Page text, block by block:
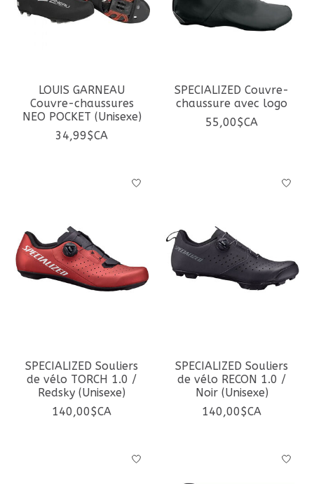
LOUIS GARNEAU
Couvre-chaussures
NEO POCKET (Unisexe)
34,99$CA
SPECIALIZED Couvre-
chaussure avec logo
55,00$CA
SPECIALIZED Souliers
de vélo TORCH 1.0 /
Redsky (Unisexe)
140,00$CA
SPECIALIZED Souliers
de vélo RECON 1.0 /
Noir (Unisexe)
140,00$CA